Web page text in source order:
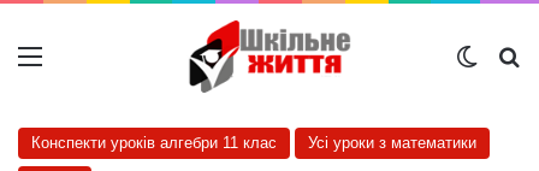
Меню
Конспекти уроків алгебри 11 клас Усі уроки з математики